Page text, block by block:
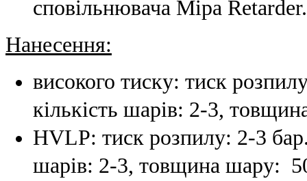
сповільнювача Mipa Retarder.
Нанесення:
високого тиску: тиск
кількість шарів: 2-3,
HVLP: тиск розпилу: 2-3
шарів: 2-3, товщина шару: